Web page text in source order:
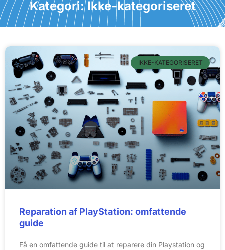
Kategori: Ikke-kategoriseret
IKKE-KATEGORISERET
Reparation af PlayStation: omfattende
guide
Få en omfattende guide til at reparere din Playstation og